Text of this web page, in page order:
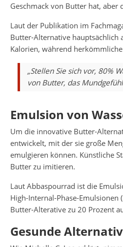
Geschmack von Butter hat, aber
Laut der Publikation im
Butter-Alternative hauptsächlich
Kalorien, während
„Stellen Sie sich vor, 80%
von Butter, das
Emulsion von
Um die innovative Butter-
entwickelt, mit der sie große
emulgieren können. Künstliche
Butter zu imitieren.
Laut Abbaspourrad ist die
High-Internal-Phase-Emulsionen
Butter-Alterative zu 20 Prozent
Gesunde